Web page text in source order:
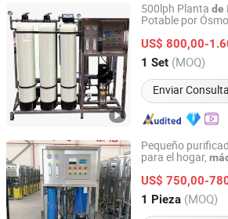
500lph Planta de
Potable por
Tratamientode
Producciónde
US$ 800,00-
1 Set (MOQ)
Enviar Consulta
Guangzhou Kai Yuan Water Treatment
Ltd.
Guangdong, China Desde
Pequeño
para el hogar,
US$ 750,00-
1 Pieza (MOQ)
Henan Longjiang Water Treatment
Henan, China Desde 2024